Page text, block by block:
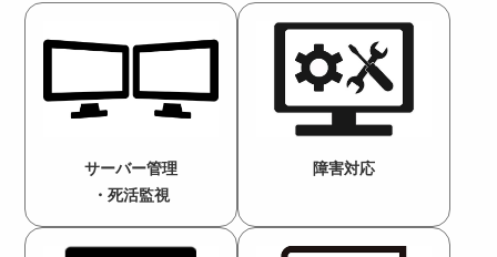
サーバー管理
・死活監視
障害対応